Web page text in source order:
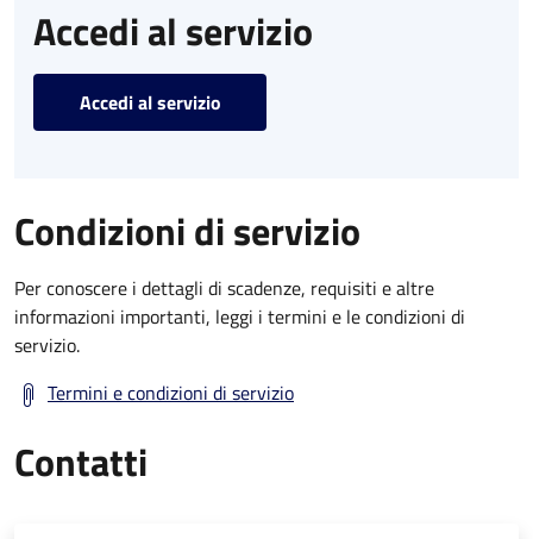
Accedi al servizio
Accedi al servizio
Condizioni di servizio
Per conoscere i dettagli di scadenze, requisiti e altre
informazioni importanti, leggi i termini e le condizioni di
servizio.
Termini e condizioni di servizio
Contatti